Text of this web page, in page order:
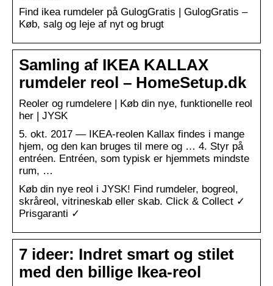
Find ikea rumdeler på GulogGratis | GulogGratis –
Køb, salg og leje af nyt og brugt
Samling af IKEA KALLAX
rumdeler reol – HomeSetup.dk
Reoler og rumdelere | Køb din nye, funktionelle reol
her | JYSK
5. okt. 2017 — IKEA-reolen Kallax findes i mange
hjem, og den kan bruges til mere og … 4. Styr på
entréen. Entréen, som typisk er hjemmets mindste
rum, …
Køb din nye reol i JYSK! Find rumdeler, bogreol,
skråreol, vitrineskab eller skab. Click & Collect ✓
Prisgaranti ✓
7 ideer: Indret smart og stilet
med den billige Ikea-reol